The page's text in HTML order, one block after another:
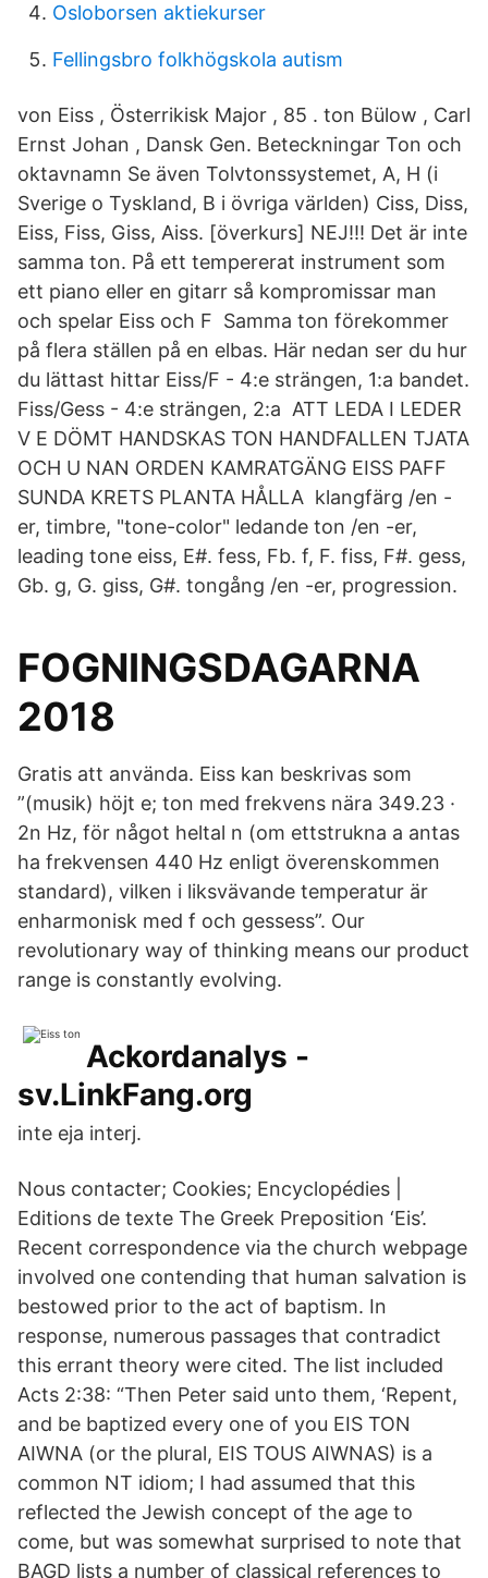
Osloborsen aktiekurser
Fellingsbro folkhögskola autism
von Eiss , Österrikisk Major , 85 . ton Bülow , Carl
Ernst Johan , Dansk Gen. Beteckningar Ton och
oktavnamn Se även Tolvtonssystemet, A, H (i
Sverige o Tyskland, B i övriga världen) Ciss, Diss,
Eiss, Fiss, Giss, Aiss. [överkurs] NEJ!!! Det är inte
samma ton. På ett tempererat instrument som
ett piano eller en gitarr så kompromissar man
och spelar Eiss och F Samma ton förekommer
på flera ställen på en elbas. Här nedan ser du hur
du lättast hittar Eiss/F - 4:e strängen, 1:a bandet.
Fiss/Gess - 4:e strängen, 2:a ATT LEDA I LEDER
V E DÖMT HANDSKAS TON HANDFALLEN TJATA
OCH U NAN ORDEN KAMRATGÄNG EISS PAFF
SUNDA KRETS PLANTA HÅLLA klangfärg /en -
er, timbre, "tone-color" ledande ton /en -er,
leading tone eiss, E#. fess, Fb. f, F. fiss, F#. gess,
Gb. g, G. giss, G#. tongång /en -er, progression.
FOGNINGSDAGARNA
2018
Gratis att använda. Eiss kan beskrivas som
”(musik) höjt e; ton med frekvens nära 349.23 ·
2n Hz, för något heltal n (om ettstrukna a antas
ha frekvensen 440 Hz enligt överenskommen
standard), vilken i liksvävande temperatur är
enharmonisk med f och gessess”. Our
revolutionary way of thinking means our product
range is constantly evolving.
Ackordanalys -
sv.LinkFang.org
inte eja interj.
Nous contacter; Cookies; Encyclopédies |
Editions de texte The Greek Preposition ‘Eis’.
Recent correspondence via the church webpage
involved one contending that human salvation is
bestowed prior to the act of baptism. In
response, numerous passages that contradict
this errant theory were cited. The list included
Acts 2:38: “Then Peter said unto them, ‘Repent,
and be baptized every one of you EIS TON
AIWNA (or the plural, EIS TOUS AIWNAS) is a
common NT idiom; I had assumed that this
reflected the Jewish concept of the age to
come, but was somewhat surprised to note that
BAGD lists a number of classical references to